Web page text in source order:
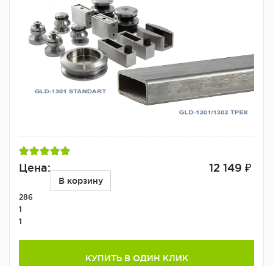
Цена: 12 149 ₽
В корзину
286
1
1
КУПИТЬ В ОДИН КЛИК